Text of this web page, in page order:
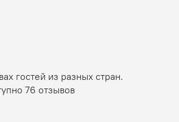
гостей из разных стран.
76 отзывов